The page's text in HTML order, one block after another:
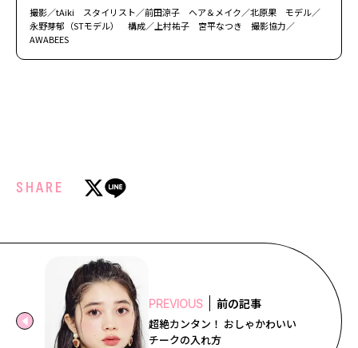
撮影／tAiki スタイリスト／前田涼子 ヘア＆メイク／北原果 モデル／
永野芽郁（STモデル） 構成／上村祐子 宮平なつき 撮影協力／
AWABEES
SHARE
PREVIOUS 前の記事
超絶カンタン！ おしゃかわいい
チークの入れ方